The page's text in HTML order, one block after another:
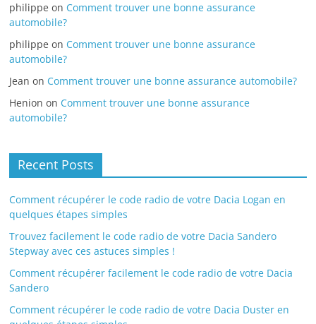
philippe on Comment trouver une bonne assurance
automobile?
philippe on Comment trouver une bonne assurance
automobile?
Jean on Comment trouver une bonne assurance automobile?
Henion on Comment trouver une bonne assurance
automobile?
Recent Posts
Comment récupérer le code radio de votre Dacia Logan en
quelques étapes simples
Trouvez facilement le code radio de votre Dacia Sandero
Stepway avec ces astuces simples !
Comment récupérer facilement le code radio de votre Dacia
Sandero
Comment récupérer le code radio de votre Dacia Duster en